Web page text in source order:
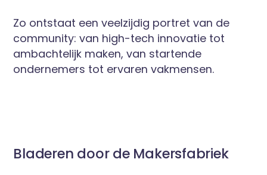
Zo ontstaat een veelzijdig portret van de
community: van high-tech innovatie tot
ambachtelijk maken, van startende
ondernemers tot ervaren vakmensen.
Bladeren door de Makersfabriek